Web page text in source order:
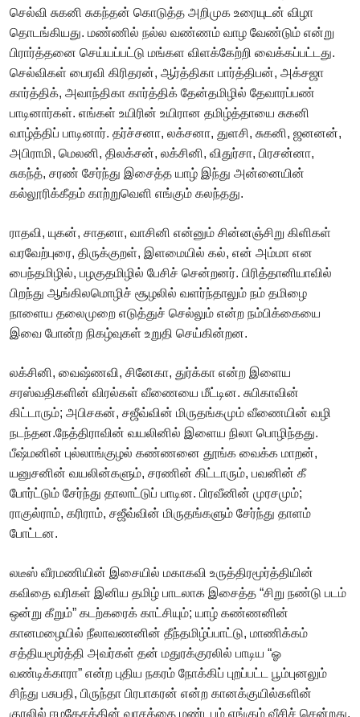
செல்வி சுகனி சுகந்தன் கொடுத்த அறிமுக உரையுடன் விழா
தொடங்கியது. மண்ணில் நல்ல வண்ணம் வாழ வேண்டும் என்று
பிரார்த்தனை செய்யப்பட்டு மங்கள விளக்கேற்றி வைக்கப்பட்டது.
செல்விகள் பைரவி கிரிதரன், ஆர்த்திகா பார்த்திபன், அக்சஜா
கார்த்திக், அவாந்திகா கார்த்திக் தேன்தமிழில் தேவாரப்பண்
பாடினார்கள். எங்கள் உயிரின் உயிரான தமிழ்த்தாயை சுகனி
வாழ்த்திப் பாடினார். தர்ச்சனா, லக்சனா, துளசி, சுகனி, ஜனனன்,
அபிராமி, மெலனி, திலக்சன், லக்சினி, விதுர்சா, பிரசன்னா,
சுகந்த், சரண் சேர்ந்து இசைத்த யாழ் இந்து அன்னையின்
கல்லூரிக்கீதம் காற்றுவெளி எங்கும் கலந்தது.
ராதவி, யுகன், சாதனா, வாசினி என்னும் சின்னஞ்சிறு கிளிகள்
வரவேற்புரை, திருக்குறள், இளமையில் கல், என் அம்மா என
பைந்தமிழில், பழகுதமிழில் பேசிச் சென்றனர். பிரித்தானியாவில்
பிறந்து ஆங்கிலமொழிச் சூழலில் வளர்ந்தாலும் நம் தமிழை
நாளைய தலைமுறை எடுத்துச் செல்லும் என்ற நம்பிக்கையை
இவை போன்ற நிகழ்வுகள் உறுதி செய்கின்றன.
லக்சினி, வைஷ்ணவி, சினேகா, துர்க்கா என்ற இளைய
சரஸ்வதிகளின் விரல்கள் வீணையை மீட்டின. சுபிகாவின்
கிட்டாரும்; அபிசகன், சஜீவ்வின் மிருதங்கமும் வீணையின் வழி
நடந்தன.நேத்திராவின் வயலினில் இளைய நிலா பொழிந்தது.
பீஷ்மனின் புல்லாங்குழல் கண்ணனை தூங்க வைக்க மாறன்,
யனுசனின் வயலின்களும், சரணின் கிட்டாரும், பவனின் கீ
போர்ட்டும் சேர்ந்து தாலாட்டுப் பாடின. பிரவீனின் முரசமும்;
ராகுல்ராம், கரிராம், சஜீவ்வின் மிருதங்களும் சேர்ந்து தாளம்
போட்டன.
லடீஸ் வீரமணியின் இசையில் மகாகவி உருத்திரமூர்த்தியின்
கவிதை வரிகள் இனிய தமிழ் பாடலாக இசைத்த “சிறு நண்டு படம்
ஒன்று கீறும்” கடற்கரைக் காட்சியும்; யாழ் கண்ணனின்
கானமழையில் நீலாவணனின் தீந்தமிழ்ப்பாட்டு, மாணிக்கம்
சத்தியமூர்த்தி அவர்கள் தன் மதுரக்குரலில் பாடிய “ஓ
வண்டிக்காரா” என்ற புதிய நகரம் நோக்கிப் புறப்பட்ட பூம்புனலும்
சிந்து பசுபதி, பிருந்தா பிரபாகரன் என்ற கானக்குயில்களின்
குரலில் ஈழதேசத்தின் வாசத்தை மண்டபம் எங்கும் வீசிச் சென்றது.